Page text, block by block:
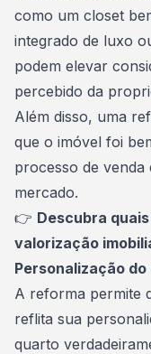
como um closet
integrado de luxo
podem elevar
percebido da
Além disso, uma
que o imóvel foi
processo de
mercado.
👉 Descubra
valorização
Personalização
A reforma permite
reflita sua
quarto